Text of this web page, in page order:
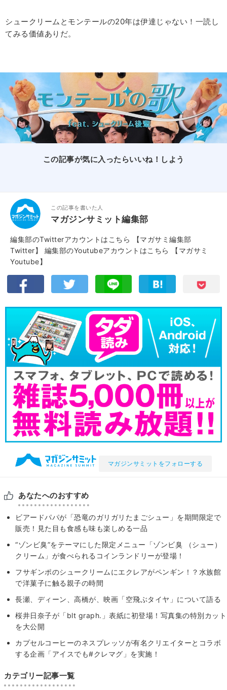
シュークリームとモンテールの20年は伊達じゃない！一読し
てみる価値ありだ。
この記事が気に入ったらいいね！しよう
この記事を書いた人
マガジンサミット編集部
編集部のTwitterアカウントはこちら
【マガサミ編集部
Twitter】
編集部のYoutubeアカウントはこちら
【マガサミ
Youtube】
マガジンサミットをフォローする
あなたへのおすすめ
ビアードパパが「恐竜のガリガリたまごシュー」を期間限定で
販売！見た目も食感も味も楽しめる一品
“ゾンビ臭”をテーマにした限定メニュー「ゾンビ臭 （シュー）
クリーム」が食べられるコインランドリーが登場！
フサギンポのシュークリームにエクレアがペンギン！？水族館
で洋菓子に触る親子の時間
長瀬、ディーン、高橋が、映画「空飛ぶタイヤ」について語る
桜井日奈子が「blt graph.」表紙に初登場！写真集の特別カット
を大公開
カプセルコーヒーのネスプレッソが有名クリエイターとコラボ
する企画「アイスでも#クレマグ」を実施！
カテゴリー記事一覧